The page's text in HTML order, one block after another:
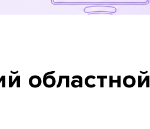
областной